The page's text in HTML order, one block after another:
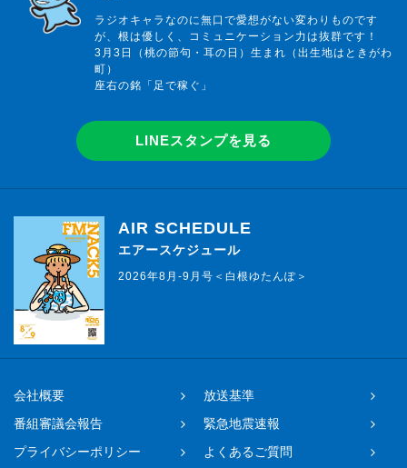
ラジオキャラなのに無口で愛想がない変わりものです
が、根は優しく、コミュニケーション力は抜群です！
3月3日（桃の節句・耳の日）生まれ（出生地はときがわ
町）
座右の銘「足で稼ぐ」
LINEスタンプを見る
AIR SCHEDULE
エアースケジュール
2026年8月-9月号＜白根ゆたんぽ＞
会社概要
放送基準
番組審議会報告
緊急地震速報
プライバシーポリシー
よくあるご質問